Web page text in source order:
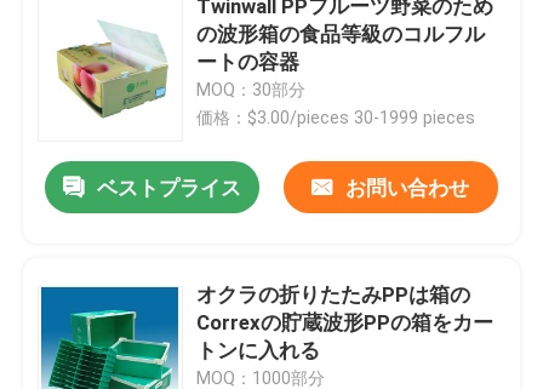
Twinwall PPフルーツ野菜のため
の波形箱の食品等級のコルフル
ートの容器
MOQ：30部分
価格：$3.00/pieces 30-1999 pieces
ベストプライス お問い合わせ
オクラの折りたたみPPは箱の
Correxの貯蔵波形PPの箱をカー
トンに入れる
MOQ：1000部分